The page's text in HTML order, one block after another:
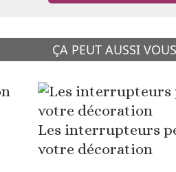
ÇA PEUT AUSSI
Les interrupteurs
votre décoration